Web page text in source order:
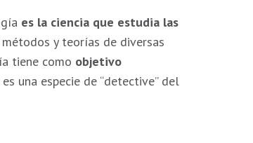
es la ciencia que estudia las
y teorías de diversas
tiene como objetivo
una especie de “detective” del